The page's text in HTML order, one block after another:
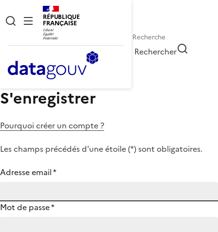
RÉPUBLIQUE
FRANÇAISE
Rechercher
S'enregistrer
Pourquoi créer un compte ?
Les champs précédés d'une étoile (*) sont obligatoires.
Adresse email*
Mot de passe*